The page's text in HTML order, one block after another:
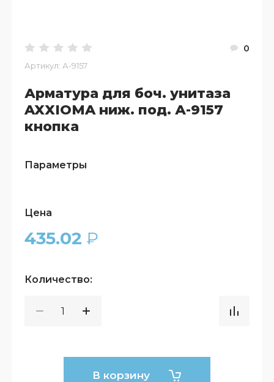
Артикул: А-9157
0
Арматура для боч. унитаза
AXXIOMA ниж. под. А-9157
кнопка
Параметры
Цена
435.02 ₽
Количество:
В корзину